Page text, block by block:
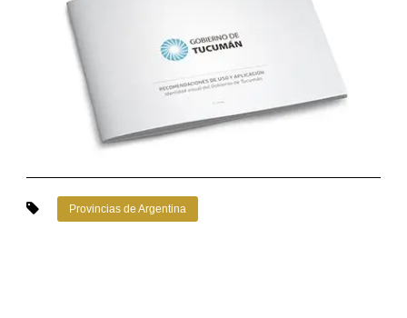
Provincias de Argentina